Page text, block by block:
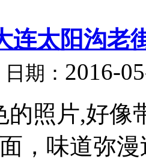
连太阳沟老
日期： 2016-
的照片,好像
，味道弥